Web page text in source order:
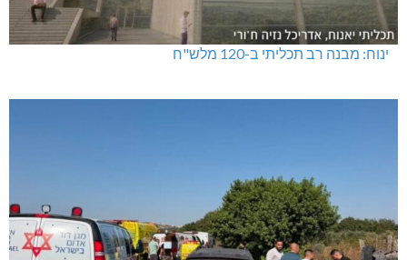
ינוח: מבנה רב תכליתי ב-120 מלש"ח